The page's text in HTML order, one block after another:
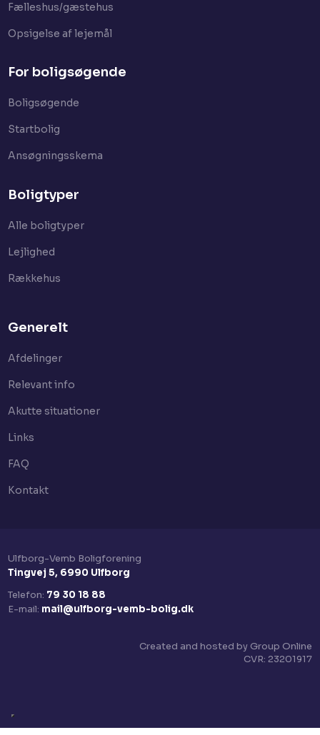
Fælleshus/gæstehus
Opsigelse af lejemål
For boligsøgende
Boligsøgende
Startbolig​
Ansøgningsskema
Boligtyper
Alle boligtyper
Lejlighed
Rækkehus
Generelt
Afdelinger
Relevant info
Akutte situationer
Links
FAQ
Kontakt
Ulfborg-Vemb Boligforening​
Tingvej 5, 6990 Ulfborg
Telefon: 79 30 18 88
E-mail: mail@ulfborg-vemb-bolig.dk
Created and hosted by Group Online
CVR:​ 23201917